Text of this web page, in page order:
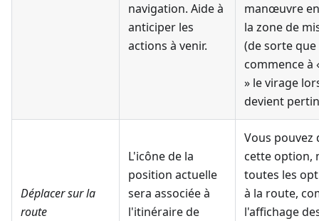
navigation. Aide à
anticiper les
actions à venir.
manœuvre
la zone de
(de sorte
commence à
» le virage
devient
Déplacer sur la
route
L'icône de la
position actuelle
sera associée à
l'itinéraire de
Vous pouvez
cette option,
toutes les
à la route,
l'affichage